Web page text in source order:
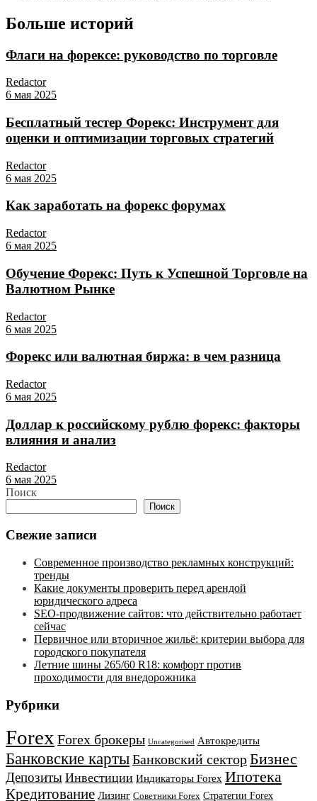
Больше историй
Флаги на форексе: руководство по торговле
Redactor
6 мая 2025
Бесплатный тестер Форекс: Инструмент для
оценки и оптимизации торговых стратегий
Redactor
6 мая 2025
Как заработать на форекс форумах
Redactor
6 мая 2025
Обучение Форекс: Путь к Успешной Торговле на
Валютном Рынке
Redactor
6 мая 2025
Форекс или валютная биржа: в чем разница
Redactor
6 мая 2025
Доллар к российскому рублю форекс: факторы
влияния и анализ
Redactor
6 мая 2025
Поиск
Поиск
Свежие записи
Современное производство рекламных конструкций:
тренды
Какие документы проверить перед арендой
юридического адреса
SEO-продвижение сайтов: что действительно работает
сейчас
Первичное или вторичное жильё: критерии выбора для
городского покупателя
Летние шины 265/60 R18: комфорт против
проходимости для внедорожника
Рубрики
Forex Forex брокеры Uncategorised Автокредиты
Банковские картыБанковский секторБизнес
Депозиты Инвестиции Индикаторы Forex Ипотека
Кредитование Лизинг Советники Forex Стратегии Forex